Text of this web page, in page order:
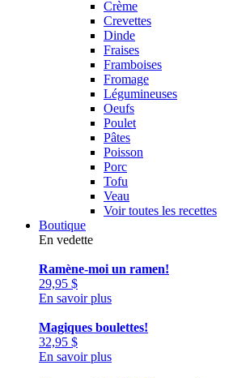
Crème
Crevettes
Dinde
Fraises
Framboises
Fromage
Légumineuses
Oeufs
Poulet
Pâtes
Poisson
Porc
Tofu
Veau
Voir toutes les recettes
Boutique
En vedette
Ramène-moi un ramen!
29,95 $
En savoir plus
Magiques boulettes!
32,95 $
En savoir plus